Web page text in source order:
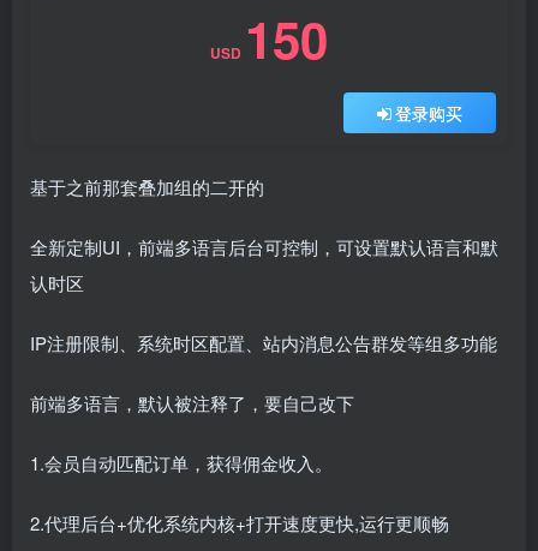
USD 150
登录购买
基于之前那套叠加组的二开的
全新定制UI，前端多语言后台可控制，可设置默认语言和默
认时区
IP注册限制、系统时区配置、站内消息公告群发等组多功能
前端多语言，默认被注释了，要自己改下
1.会员自动匹配订单，获得佣金收入。
2.代理后台+优化系统内核+打开速度更快,运行更顺畅